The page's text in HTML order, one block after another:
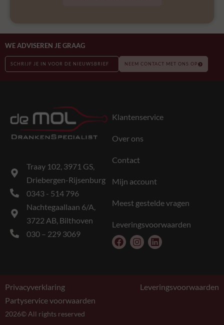
WE ADVISEREN JE GRAAG
SCHRIJF JE IN VOOR DE NIEUWSBRIEF NEEM CONTACT MET ONS OP
Traay 102, 3971 GS,
Driebergen-Rijsenburg
0343 - 514 796
Nachtegaallaan 6/A,
3722 AB, Bilthoven
030 – 229 3069
Klantenservice
Over ons
Contact
Mijn account
Meest gestelde vragen
Leveringsvoorwaarden
Privacyverklaring
Leveringsvoorwaarden
Partyservice voorwaarden
2026© All rights reserved